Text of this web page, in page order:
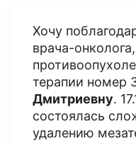
Хочу
врача-
терапии номер
Дмитриевну.
состоялась
удалению